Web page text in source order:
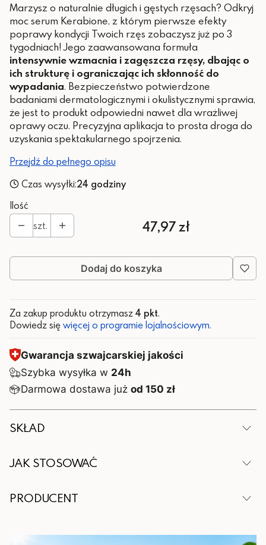
Marzysz o naturalnie długich i gęstych rzęsach? Odkryj
moc serum Kerabione, z którym pierwsze efekty
poprawy kondycji Twoich rzęs zobaczysz już po 3
tygodniach! Jego zaawansowana formuła
intensywnie wzmacnia i zagęszcza rzęsy, dbając o
ich strukturę i ograniczając ich skłonność do
wypadania. Bezpieczeństwo potwierdzone
badaniami dermatologicznymi i okulistycznymi sprawia,
że jest to produkt odpowiedni nawet dla wrażliwej
oprawy oczu. Precyzyjna aplikacja to prosta droga do
uzyskania spektakularnego spojrzenia.
Przejdź do pełnego opisu
Czas wysyłki:24 godziny
Ilość
szt.
Cena
47,97 zł
Dodaj do koszyka
Za zakup produktu otrzymasz 4 pkt.
Dowiedz się więcej o programie lojalnościowym.
Gwarancja szwajcarskiej jakości
Szybka wysyłka w 24h
Darmowa dostawa jużod 150 zł
SKŁAD
Bimatoprost
JAK STOSOWAĆ
demakijażu i umyciu wodą) nałożyć jednym
PRODUCENT
Valentis AG, CH-6982 Agno – Lugano,